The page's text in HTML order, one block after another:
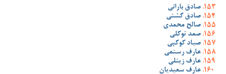
صادق بارانی
صادق گشنی
صالح محمدی
صمد توکلی
صیاد کوکبی
عارف رستمی
عارف زینلی
عارف سعیدیان